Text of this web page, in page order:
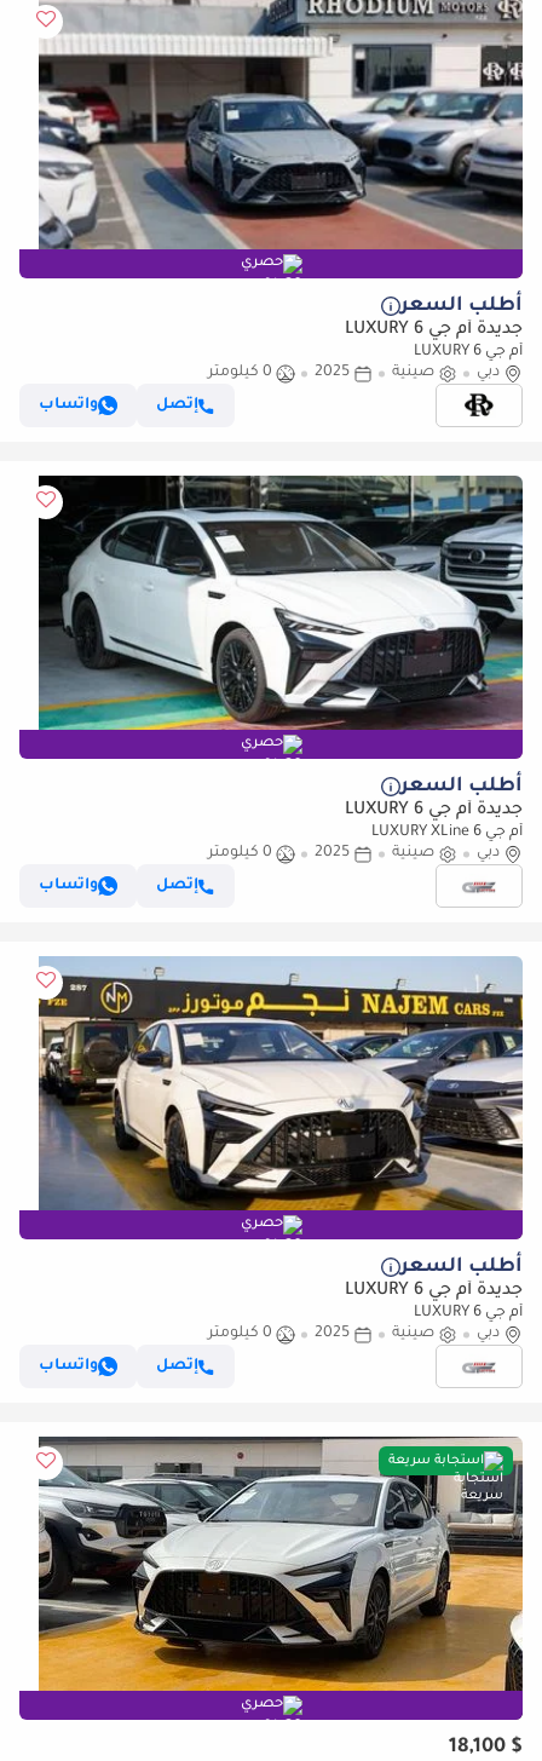
حصري
أطلب السعر
جديدة أم جي 6 LUXURY
أم جي 6 LUXURY
دبي
صينية 2025
0 كيلومتر
إتصل
واتساب
حصري
أطلب السعر
جديدة أم جي 6 LUXURY
أم جي 6 LUXURY XLine
دبي
صينية 2025
0 كيلومتر
إتصل
واتساب
حصري
أطلب السعر
جديدة أم جي 6 LUXURY
أم جي 6 LUXURY
دبي
صينية 2025
0 كيلومتر
إتصل
واتساب
استجابة سريعة
حصري
$ 18,100